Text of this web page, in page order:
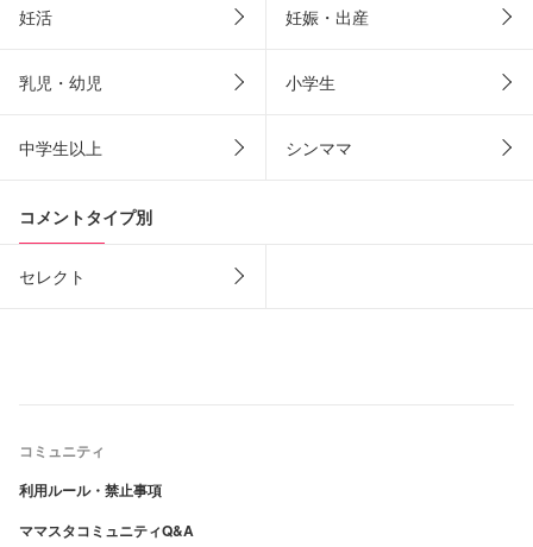
妊活 妊娠・出産
乳児・幼児 小学生
中学生以上 シンママ
コメントタイプ別
セレクト
コミュニティ
利用ルール・禁止事項
ママスタコミュニティQ&A